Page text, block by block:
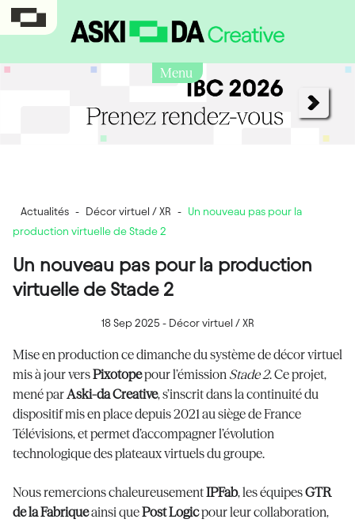
Menu
Actualités - Décor virtuel / XR - Un nouveau pas pour la
production virtuelle de Stade 2
Un nouveau pas pour la production
virtuelle de Stade 2
18 Sep 2025 - Décor virtuel / XR
Mise en production ce dimanche du système de décor virtuel
mis à jour versPixotopepour l’émissionStade 2. Ce projet,
mené parAski-da Creative, s’inscrit dans la continuité du
dispositif mis en place depuis 2021 au siège de France
Télévisions, et permet d’accompagner l’évolution
technologique des plateaux virtuels du groupe.
Nous remercions chaleureusementIPFab, les équipesGTR
de la Fabriqueainsi quePost Logicpour leur collaboration,